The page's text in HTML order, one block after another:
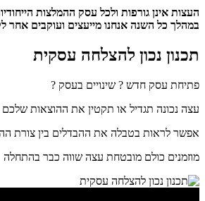
העצות אינן גורפות ולכל עסק ההמלצות
במהלך כל השנה אנחנו מייעצים ועוקבים אחר
תכנון נכון להצלחה עסקית
פתיחת עסק חדש ? שינויים בעסק ?
עצה נכונה תגדיל או תקטין את ההוצאות
אפשר לראות בטבלה את ההבדלים בין צורת
מוזמנים כולם מובטחת עצה שווה כבר בהתחלה